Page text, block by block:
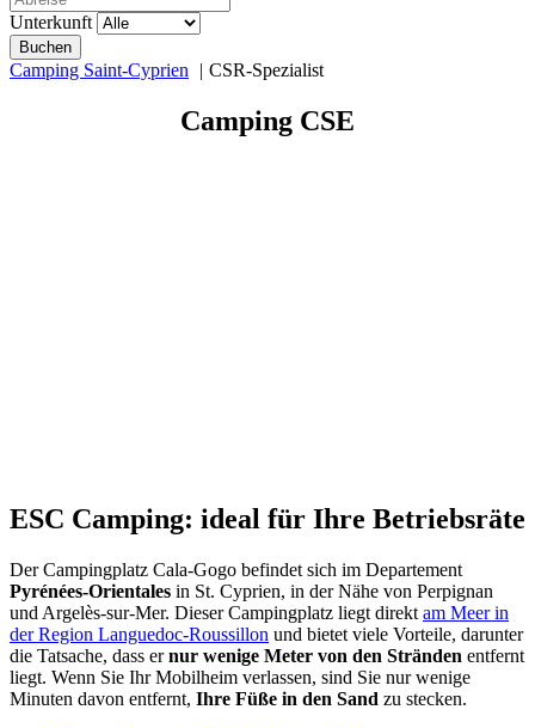
Unterkunft
Camping Saint-Cyprien CSR-Spezialist
Camping CSE
ESC Camping: ideal für Ihre Betriebsräte
Der Campingplatz Cala-Gogo befindet sich im Departement
Pyrénées-Orientales in St. Cyprien, in der Nähe von Perpignan
und Argelès-sur-Mer. Dieser Campingplatz liegt direkt am Meer in
der Region Languedoc-Roussillon und bietet viele Vorteile, darunter
die Tatsache, dass ernur wenige Meter von den Stränden entfernt
liegt. Wenn Sie Ihr Mobilheim verlassen, sind Sie nur wenige
Minuten davon entfernt, Ihre Füße in den Sand zu stecken.